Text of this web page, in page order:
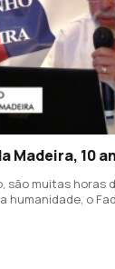
Madeira, 10
são muitas horas
humanidade, o